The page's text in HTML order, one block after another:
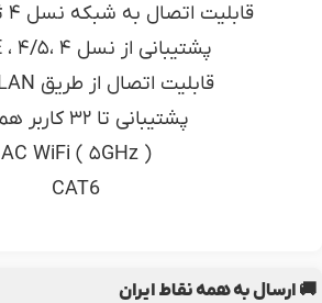
قابلیت اتصال به شبکه نسل ۴ ثابت و همراه
پشتیبانی از نسل ۴ ،۴/۵ ، TD-LTE
قابلیت اتصال از طریق LAN و WiFi
پشتیبانی تا ۳۲ کاربر همزمان
AC WiFi ( ۵GHz )
CAT6
🚚 ارسال به همه نقاط ایران